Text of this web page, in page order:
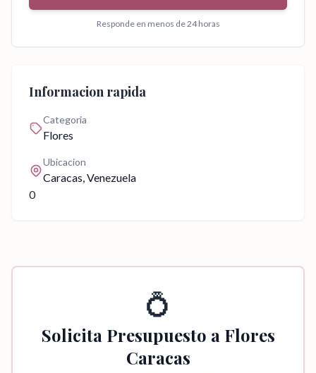
Responde en menos de 24 horas
Informacion rapida
Categoria
Flores
Ubicacion
Caracas, Venezuela
0
💍
Solicita Presupuesto a Flores
Caracas